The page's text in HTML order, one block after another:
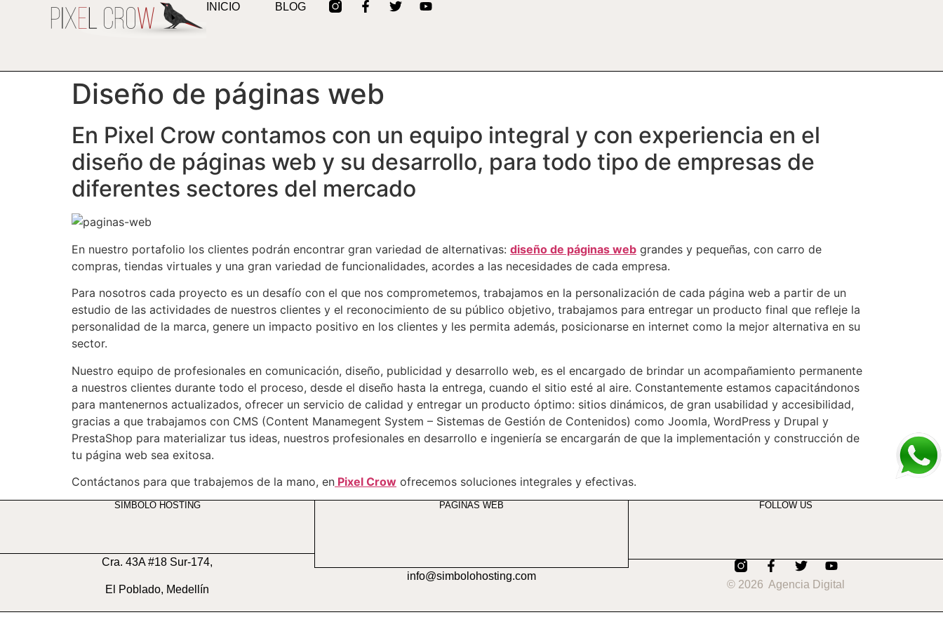
contenido INICIO BLOG
Diseño de páginas web
En Pixel Crow contamos con un equipo integral y con experiencia en el
diseño de páginas web y su desarrollo, para todo tipo de empresas de
diferentes sectores del mercado
En nuestro portafolio los clientes podrán encontrar gran variedad de alternativas: diseño de páginas web grandes y pequeñas, con carro de
compras, tiendas virtuales y una gran variedad de funcionalidades, acordes a las necesidades de cada empresa.
Para nosotros cada proyecto es un desafío con el que nos comprometemos, trabajamos en la personalización de cada página web a partir de un
estudio de las actividades de nuestros clientes y el reconocimiento de su público objetivo, trabajamos para entregar un producto final que refleje la
personalidad de la marca, genere un impacto positivo en los clientes y les permita además, posicionarse en internet como la mejor alternativa en su
sector.
Nuestro equipo de profesionales en comunicación, diseño, publicidad y desarrollo web, es el encargado de brindar un acompañamiento permanente
a nuestros clientes durante todo el proceso, desde el diseño hasta la entrega, cuando el sitio esté al aire. Constantemente estamos capacitándonos
para mantenernos actualizados, ofrecer un servicio de calidad y entregar un producto óptimo: sitios dinámicos, de gran usabilidad y accesibilidad,
gracias a que trabajamos con CMS (Content Manamegent System – Sistemas de Gestión de Contenidos) como Joomla, WordPress y Drupal y
PrestaShop para materializar tus ideas, nuestros profesionales en desarrollo e ingeniería se encargarán de que la implementación y construcción de
tu página web sea exitosa.
Contáctanos para que trabajemos de la mano, en Pixel Crow ofrecemos soluciones integrales y efectivas.
SIMBOLO HOSTING
Cra. 43A #18 Sur-174,
El Poblado, Medellín
PAGINAS WEB
info@simbolohosting.com
FOLLOW US
© 2026 Agencia Digital